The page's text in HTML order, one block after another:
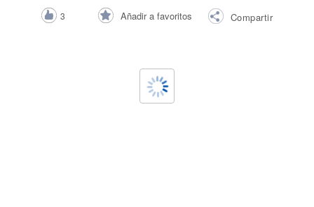
3 Añadir a favoritos Compartir